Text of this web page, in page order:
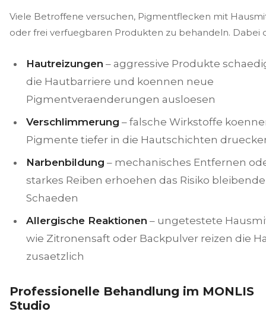
Viele Betroffene versuchen, Pigmentflecken mit
oder frei verfuegbaren Produkten zu behandeln. Dabei
Hautreizungen – aggressive Produkte
die Hautbarriere und koennen neue
Pigmentveraenderungen ausloesen
Verschlimmerung – falsche Wirkstoffe
Pigmente tiefer in die Hautschichten
Narbenbildung – mechanisches Entfernen
starkes Reiben erhoehen das Risiko
Schaeden
Allergische Reaktionen – ungetestete
wie Zitronensaft oder Backpulver reizen die
zusaetzlich
Professionelle Behandlung im MONLIS
Studio